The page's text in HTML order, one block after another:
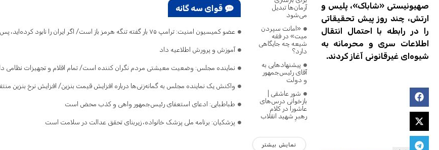
صهیونیستی «شاباک»، پلیس و
ارتش، چند روز پیش تحقیقاتی
را در رابطه با احتمال انتقال
اطلاعات سری و محرمانه به
شیوه‌ای غیرقانونی آغاز کردند.
آرمان‌ها تبدیل
می‌شود
«امانت سپردن
میت» در فقه
شیعه چه جایگاهی
دارد؟
پیشنهادهایی به
آقای رئیس‌جمهور
و دولت
شور عاشقی |
بازخوانی درس‌های
عاشورا در کلام
رهبرِ شهید انقلاب
نمایش بیشتر
قوای سه گانه
عضو کمیسیون امنیت: ترامپ ۷۵ بار گفته تنگه هرمز باز است/ اگر ایران را نابود کرده‌اید، پس چرا تلفات می‌دهید و فرار می‌کنید؟
آموزش و پرورش اطلاعیه داد
نماینده مجلس: وضعیت معیشتی مردم نگران کننده است/ تمام اقلام و تجهیزات نظامی
واکنش یک نماینده مجلس به گمانه‌زنی‌ها درباره افزایش قیمت بنزین/ افزایش نرخ بنزین
طباطبایی: ادعای استعفای رئیس‌جمهور واهی و کذب محض است
پزشکیان: برنامه ملی پزشک خانواده، زیربنای تحقق عدالت در سلامت است